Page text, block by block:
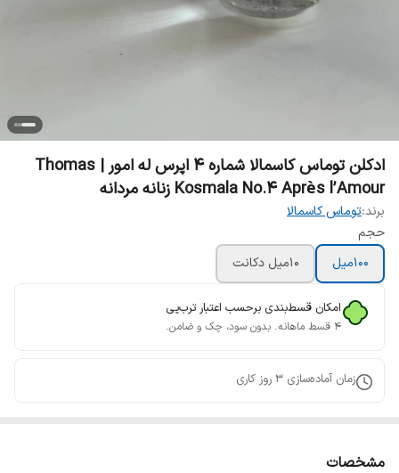
ادکلن توماس کاسمالا شماره ۴ اپرس له امور | Thomas
Kosmala No.4 Après l’Amour زنانه مردانه
برند:توماس کاسمالا
حجم
100میل
10میل دکانت
امکان قسط‌بندی برحسب اعتبار ترب‌پی
۴ قسط ماهانه. بدون سود، چک و ضامن.
زمان آماده‌سازی 3 روز کاری
مشخصات